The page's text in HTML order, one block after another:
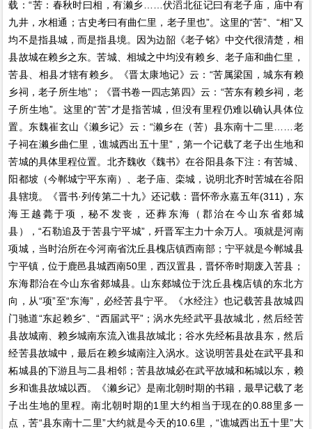
载：“苦：春秋时曰相，有濑乡……伏滔北征记曰有老子庙，庙中有
九井，水相通；古史考曰有曲仁里，老子里也”。这里的“苦”、“相”又
均不是指县城，而是指县境。因为边韶《老子铭》中交代很清楚，相
县故城在赖乡之东。苦城、相城之中均没有赖乡、老子庙和曲仁里，
苦县、相县才辖有赖乡。《晋太康地记》云：“苦属梁国，城东有赖
乡祠，老子所生地”；《晋书卷一四志第四》云：“苦东有赖乡祠，老
子所生地”。这里的“苦”才是指苦城，但没有里程仍难以确认具体位
置。东魏崔玄山《濑乡记》云：“濑乡在（苦）县东南十二里……老
子祠在濑乡曲仁里，谯城西出五十里”，第一个记载了老子出生地和
苦城的具体里程位置。北齐魏收《魏书》在谷阳县条下注：有苦城、
阳都坡（今郸城宁平东南）、老子庙、栾城，说明北齐时苦城在谷阳
县辖境。《晋书·列传第二十九》还记载：晋怀帝永嘉五年(311)，东
海王越薨于项，秘不发丧，还葬东海（郡治在今山东省郯城
县），“石勒追及于苦县宁平城”，歼晋军主力十余万人。项就是河南
项城，当时治所在今河南省沈丘县槐店镇西南部；宁平就是今郸城县
宁平镇，位于鹿邑县城西南50里，西汉置县，晋怀帝时期废入苦县；
东海郡治在今山东省郯城县。山东郯城位于沈丘县槐店镇的东北方
向，从“项”至“东海”，必经苦县宁平。《水经注》也记载苦县故城四
门驰道“东起赖乡”、“西届武平”；涡水先经武平县故城北，然后经苦
县故城南、赖乡城南东流入谯县故城北；谷水先经柘县故县东，然后
经苦县故城中，最后在赖乡城南注入涡水。这说明苦县处在武平县和
柘城县的下游且与二县相邻；苦县故城必在武平故城和柘城以东，赖
乡和谯县故城以西。《濑乡记》是南北朝时期的书籍，最早记载了老
子出生地的里程。南北朝时期的1里大约相当于现在的0.88里多一
点，苦“县东南十二里”大约就是今天的10.6里，“谯城西出五十里”大